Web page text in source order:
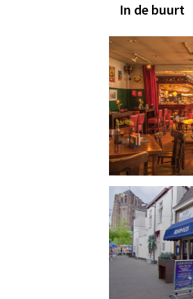
In de buurt